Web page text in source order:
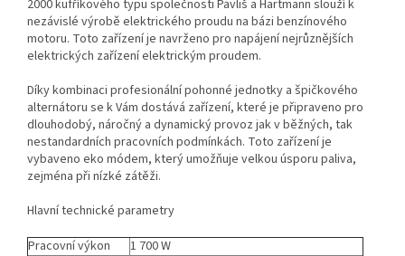
2000 kufříkového typu společnosti Pavliš a Hartmann slouží k
nezávislé výrobě elektrického proudu na bázi benzínového
motoru. Toto zařízení je navrženo pro napájení nejrůznějších
elektrických zařízení elektrickým proudem.
Díky kombinaci profesionální pohonné jednotky a špičkového
alternátoru se k Vám dostává zařízení, které je připraveno pro
dlouhodobý, náročný a dynamický provoz jak v běžných, tak
nestandardních pracovních podmínkách. Toto zařízení je
vybaveno eko módem, který umožňuje velkou úsporu paliva,
zejména při nízké zátěži.
Hlavní technické parametry
Pracovní výkon
1 700 W